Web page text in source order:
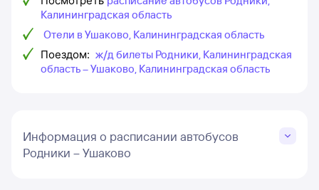
Калининградская область
Отели в Ушаково, Калининградская область
Поездом: ж/д билеты Родники, Калининградская
область – Ушаково, Калининградская область
Информация о расписании автобусов
Родники – Ушаково